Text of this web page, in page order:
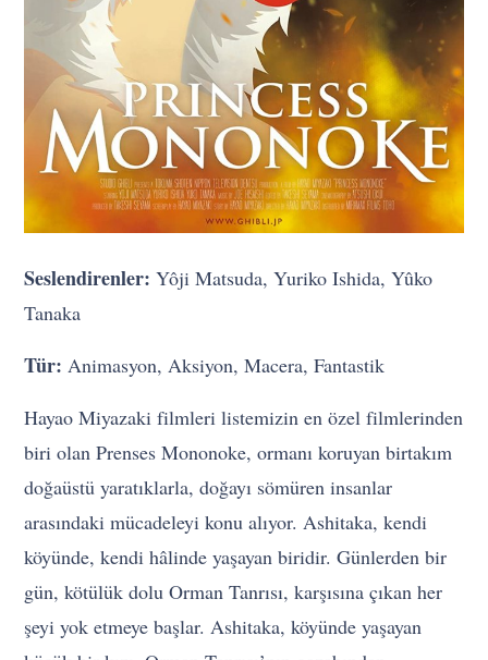
Seslendirenler: Yôji Matsuda, Yuriko Ishida, Yûko
Tanaka
Tür: Animasyon, Aksiyon, Macera, Fantastik
Hayao Miyazaki filmleri listemizin en özel filmlerinden
biri olan Prenses Mononoke, ormanı koruyan birtakım
doğaüstü yaratıklarla, doğayı sömüren insanlar
arasındaki mücadeleyi konu alıyor. Ashitaka, kendi
köyünde, kendi hâlinde yaşayan biridir. Günlerden bir
gün, kötülük dolu Orman Tanrısı, karşısına çıkan her
şeyi yok etmeye başlar. Ashitaka, köyünde yaşayan